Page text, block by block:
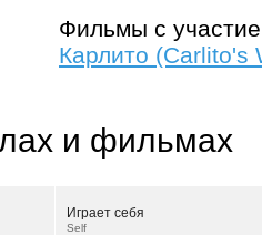
Фильмы с
Карлито (Carlito's
и фильмах
Играет себя
Self